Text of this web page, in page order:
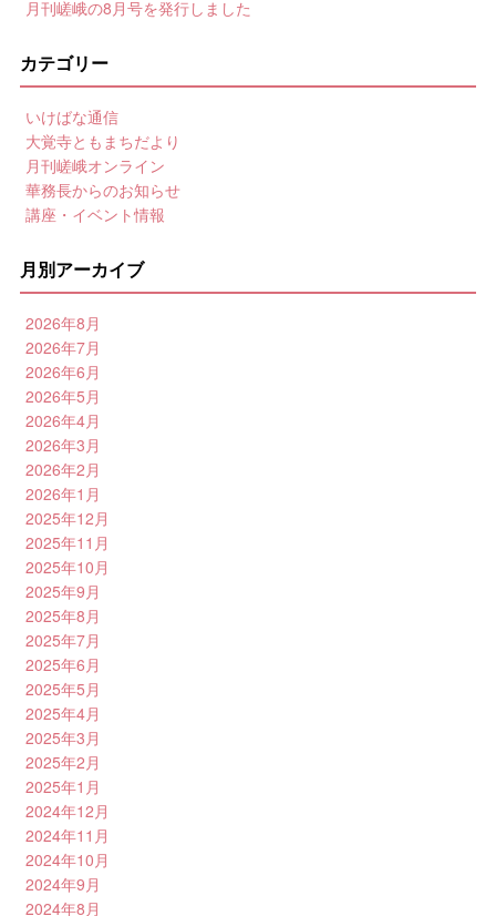
月刊嵯峨の8月号を発行しました
カテゴリー
いけばな通信
大覚寺ともまちだより
月刊嵯峨オンライン
華務長からのお知らせ
講座・イベント情報
月別アーカイブ
2026年8月
2026年7月
2026年6月
2026年5月
2026年4月
2026年3月
2026年2月
2026年1月
2025年12月
2025年11月
2025年10月
2025年9月
2025年8月
2025年7月
2025年6月
2025年5月
2025年4月
2025年3月
2025年2月
2025年1月
2024年12月
2024年11月
2024年10月
2024年9月
2024年8月